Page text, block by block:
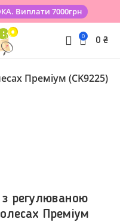
Виплати 7000грн
0 0 ₴
Преміум (СK9225)
регулюваною
Преміум